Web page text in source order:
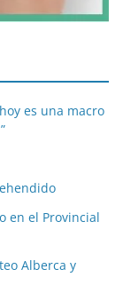
es una macro
en el Provincial
Alberca y